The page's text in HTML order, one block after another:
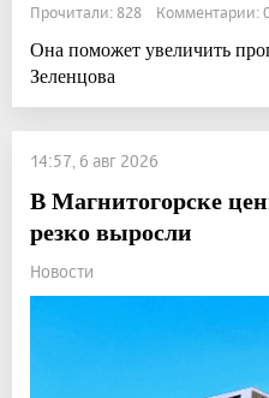
Прочитали: 828 Комментарии:
Она поможет увеличить
Зеленцова
14:57, 6 авг 2026
В Магнитогорске
резко выросли
Новости